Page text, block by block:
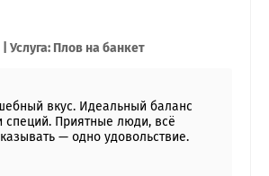
Услуга: Плов на банкет
вкус. Идеальный баланс
специй. Приятные люди, всё
— одно удовольствие.